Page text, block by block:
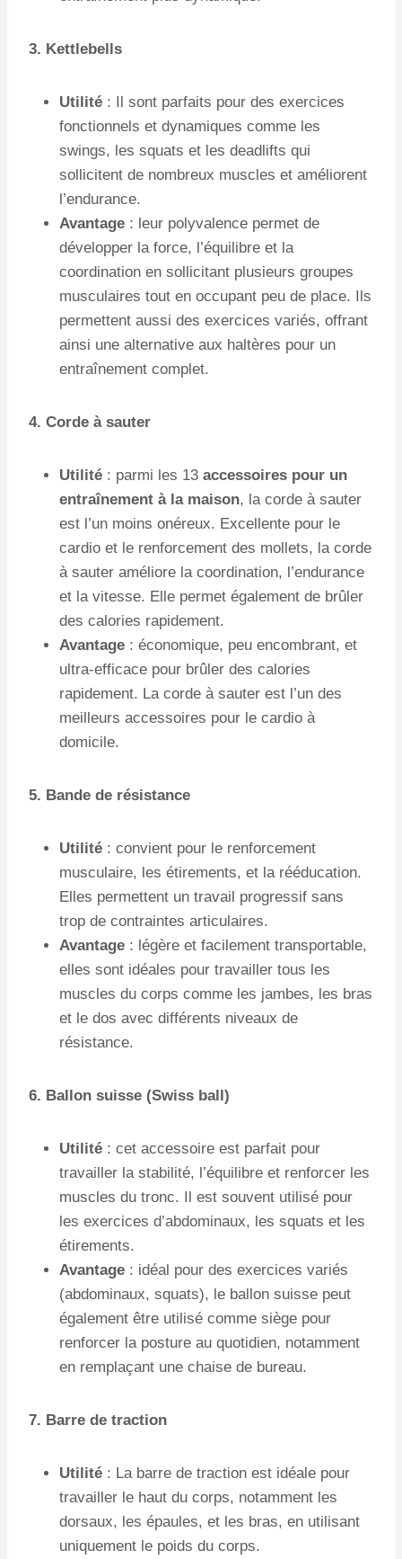
3. Kettlebells
Utilité : Il sont parfaits pour des exercices
fonctionnels et dynamiques comme les
swings, les squats et les deadlifts qui
sollicitent de nombreux muscles et améliorent
l’endurance.
Avantage : leur polyvalence permet de
développer la force, l’équilibre et la
coordination en sollicitant plusieurs groupes
musculaires tout en occupant peu de place. Ils
permettent aussi des exercices variés, offrant
ainsi une alternative aux haltères pour un
entraînement complet.
4. Corde à sauter
Utilité : parmi les 13 accessoires pour un
entraînement à la maison, la corde à sauter
est l’un moins onéreux. Excellente pour le
cardio et le renforcement des mollets, la corde
à sauter améliore la coordination, l’endurance
et la vitesse. Elle permet également de brûler
des calories rapidement.
Avantage : économique, peu encombrant, et
ultra-efficace pour brûler des calories
rapidement. La corde à sauter est l’un des
meilleurs accessoires pour le cardio à
domicile.
5. Bande de résistance
Utilité : convient pour le renforcement
musculaire, les étirements, et la rééducation.
Elles permettent un travail progressif sans
trop de contraintes articulaires.
Avantage : légère et facilement transportable,
elles sont idéales pour travailler tous les
muscles du corps comme les jambes, les bras
et le dos avec différents niveaux de
résistance.
6. Ballon suisse (Swiss ball)
Utilité : cet accessoire est parfait pour
travailler la stabilité, l’équilibre et renforcer les
muscles du tronc. Il est souvent utilisé pour
les exercices d’abdominaux, les squats et les
étirements.
Avantage : idéal pour des exercices variés
(abdominaux, squats), le ballon suisse peut
également être utilisé comme siège pour
renforcer la posture au quotidien, notamment
en remplaçant une chaise de bureau.
7. Barre de traction
Utilité : La barre de traction est idéale pour
travailler le haut du corps, notamment les
dorsaux, les épaules, et les bras, en utilisant
uniquement le poids du corps.